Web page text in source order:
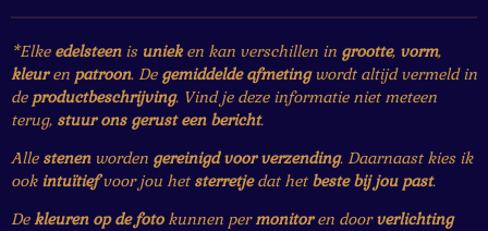
*Elke edelsteenis unieken kan verschillen in grootte, vorm,
kleuren patroon. De gemiddelde afmetingwordt altijd vermeld in
de productbeschrijving. Vind je deze informatie niet meteen
terug, stuur ons gerust een bericht.
Alle stenenworden gereinigd voor verzending. Daarnaast kies ik
ook intuïtiefvoor jou het sterretjedat het beste bij jou past.
Dekleuren op de fotokunnen permonitoren doorverlichting